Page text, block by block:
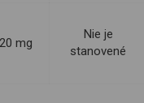
mg
Nie je
stanovené